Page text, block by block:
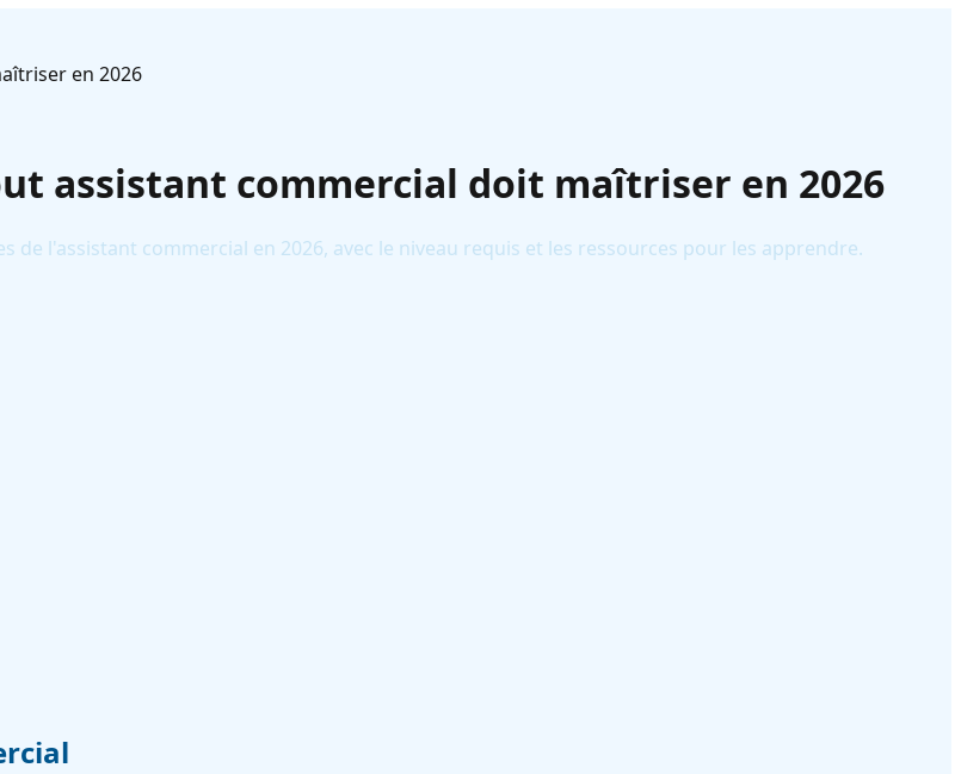
en 2026
assistant commercial doit maîtriser en 2026
de l'assistant commercial en 2026, avec le niveau requis et les ressources pour les apprendre.